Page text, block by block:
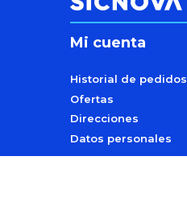
Mi cuenta
Historial de pedidos
Ofertas
Direcciones
Datos personales